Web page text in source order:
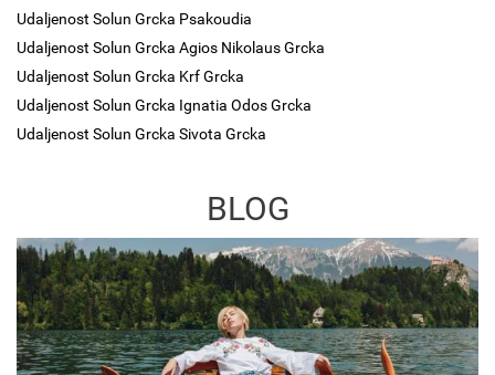
Udaljenost Solun Grcka Psakoudia
Udaljenost Solun Grcka Agios Nikolaus Grcka
Udaljenost Solun Grcka Krf Grcka
Udaljenost Solun Grcka Ignatia Odos Grcka
Udaljenost Solun Grcka Sivota Grcka
BLOG